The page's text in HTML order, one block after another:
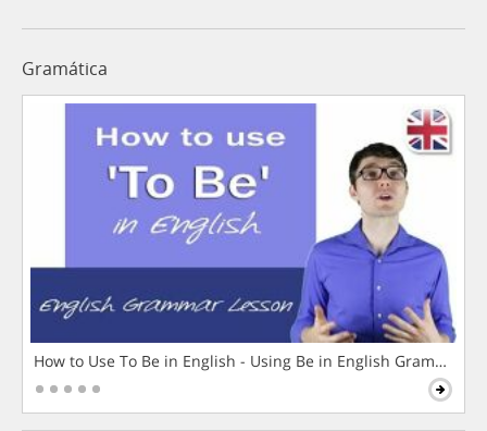
Gramática
How to Use To Be in English - Using Be in English Grammar